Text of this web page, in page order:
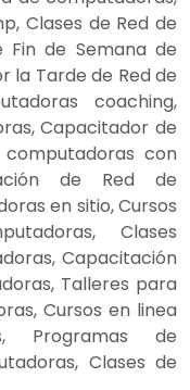
Clases de Red de
Fin de Semana de
la Tarde de Red de
coaching,
Capacitador de
con
de Red de
en sitio, Cursos
Clases
Capacitación
Talleres para
Cursos en linea
Programas de
Clases de